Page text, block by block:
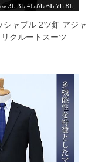
ャブル 2ツ釦 アジャ
クルートスーツ